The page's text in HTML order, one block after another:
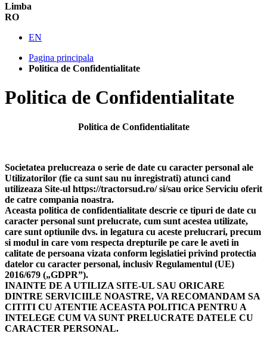
Limba
RO
EN
Pagina principala
Politica de Confidentialitate
Politica de Confidentialitate
Politica de Confidentialitate
Societatea prelucreaza o serie de date cu caracter personal ale
Utilizatorilor (fie ca sunt sau nu inregistrati) atunci cand
utilizeaza Site-ul https://tractorsud.ro/ si/sau orice Serviciu oferit
de catre compania noastra.
Aceasta politica de confidentialitate descrie ce tipuri de date cu
caracter personal sunt prelucrate, cum sunt acestea utilizate,
care sunt optiunile dvs. in legatura cu aceste prelucrari, precum
si modul in care vom respecta drepturile pe care le aveti in
calitate de persoana vizata conform legislatiei privind protectia
datelor cu caracter personal, inclusiv Regulamentul (UE)
2016/679 („GDPR”).
INAINTE DE A UTILIZA SITE-UL SAU ORICARE
DINTRE SERVICIILE NOASTRE, VA RECOMANDAM SA
CITITI CU ATENTIE ACEASTA POLITICA PENTRU A
INTELEGE CUM VA SUNT PRELUCRATE DATELE CU
CARACTER PERSONAL.